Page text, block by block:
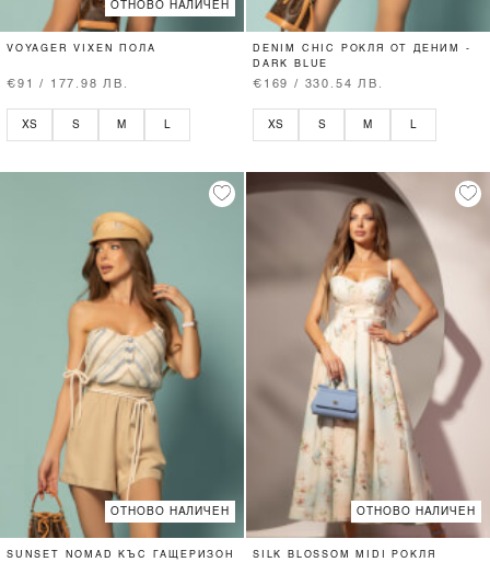
ОТНОВО НАЛИЧЕН
VOYAGER VIXEN ПОЛА
€91 / 177.98 ЛВ.
XS S M
DENIM CHIC РОКЛЯ ОТ ДЕНИМ -
DARK BLUE
€169 / 330.54 ЛВ.
XS S M
ОТНОВО НАЛИЧЕН
SUNSET NOMAD КЪС ГАЩЕРИЗОН
ОТНОВО НАЛИЧЕН
SILK BLOSSOM MIDI РОКЛЯ